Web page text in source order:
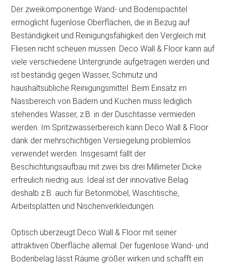
Der zweikomponentige Wand- und Bodenspachtel
ermöglicht fugenlose Oberflächen, die in Bezug auf
Beständigkeit und Reinigungsfähigkeit den Vergleich mit
Fliesen nicht scheuen müssen. Deco Wall & Floor kann auf
viele verschiedene Untergründe aufgetragen werden und
ist beständig gegen Wasser, Schmutz und
haushaltsübliche Reinigungsmittel. Beim Einsatz im
Nassbereich von Bädern und Küchen muss lediglich
stehendes Wasser, z.B. in der Duschtasse vermieden
werden. Im Spritzwasserbereich kann Deco Wall & Floor
dank der mehrschichtigen Versiegelung problemlos
verwendet werden. Insgesamt fällt der
Beschichtungsaufbau mit zwei bis drei Millimeter Dicke
erfreulich niedrig aus. Ideal ist der innovative Belag
deshalb z.B. auch für Betonmöbel, Waschtische,
Arbeitsplatten und Nischenverkleidungen.
Optisch überzeugt Deco Wall & Floor mit seiner
attraktiven Oberfläche allemal. Der fugenlose Wand- und
Bodenbelag lässt Räume größer wirken und schafft ein